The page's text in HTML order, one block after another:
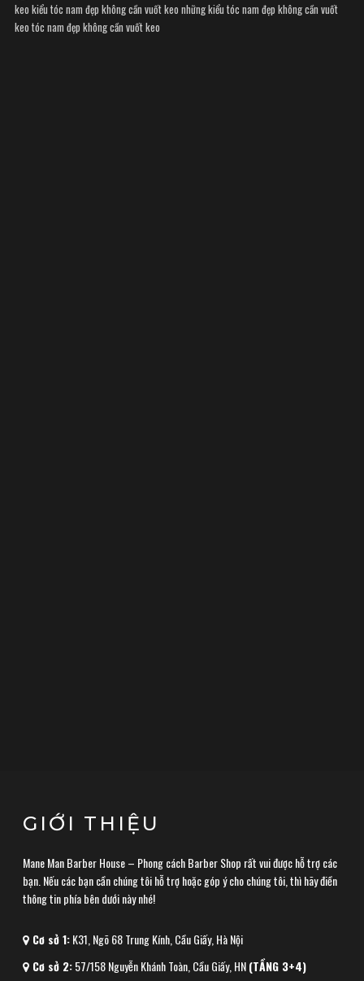
keo kiểu tóc nam đẹp không cần vuốt keo những kiểu tóc nam đẹp không cần vuốt
keo tóc nam đẹp không cần vuốt keo
GIỚI THIỆU
Mane Man Barber House – Phong cách Barber Shop rất vui được hỗ trợ các
bạn. Nếu các bạn cần chúng tôi hỗ trợ hoặc góp ý cho chúng tôi, thì hãy điền
thông tin phía bên dưới này nhé!
Cơ sở 1:K31, Ngõ 68 Trung Kính, Cầu Giấy, Hà Nội
Cơ sở 2:57/158 Nguyễn Khánh Toàn, Cầu Giấy, HN(TẦNG 3+4)